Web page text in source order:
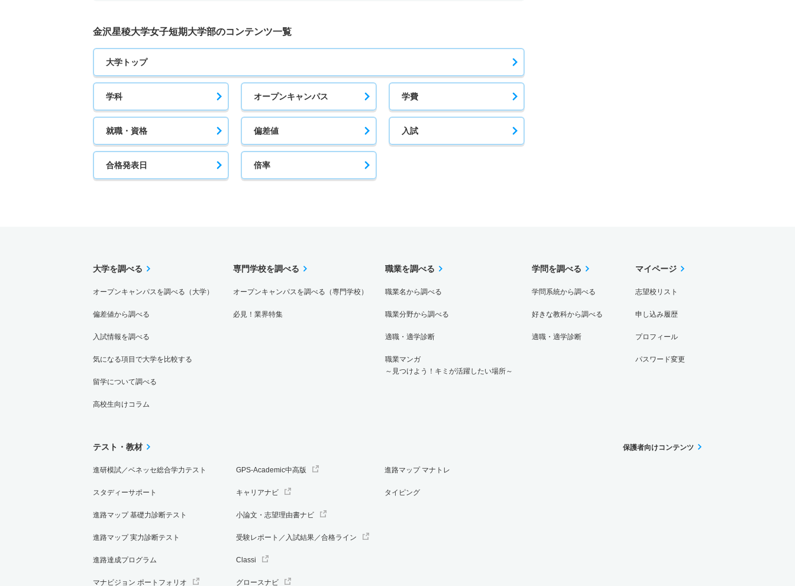
金沢星稜大学女子短期大学部のコンテンツ一覧
大学トップ
学科 オープンキャンパス 学費
就職・資格 偏差値 入試
合格発表日 倍率
大学を調べる
オープンキャンパスを調べる（大学）
偏差値から調べる
入試情報を調べる
気になる項目で大学を比較する
留学について調べる
高校生向けコラム
専門学校を調べる
オープンキャンパスを調べる（専門学校）
必見！業界特集
職業を調べる
職業名から調べる
職業分野から調べる
適職・適学診断
職業マンガ
～見つけよう！キミが活躍したい場所～
学問を調べる
学問系統から調べる
好きな教科から調べる
適職・適学診断
マイページ
志望校リスト
申し込み履歴
プロフィール
パスワード変更
テスト・教材
進研模試／ベネッセ総合学力テスト
スタディーサポート
進路マップ 基礎力診断テスト
進路マップ 実力診断テスト
進路達成プログラム
マナビジョン ポートフォリオ
GPS-Academic中高版
キャリアナビ
小論文・志望理由書ナビ
受験レポート／入試結果／合格ライン
Classi
グロースナビ
進路マップ マナトレ
タイピング
保護者向けコンテンツ